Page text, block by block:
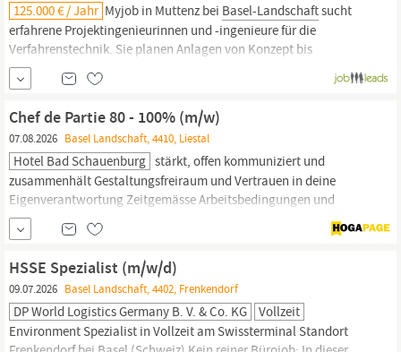
125.000 € / Jahr Myjob in Muttenz bei Basel-Landschaftsucht
erfahrene Projektingenieurinnen und -ingenieure für die
Verfahrenstechnik. Sie planen Anlagen von Konzept bis
Inbetriebnahme und führen Kleinprojekte eigenständig durch,
koordinieren Fachplaner und erstellen Prozessberechnungen. Zu
den Aufgaben gehört die Auslegung von Equipment, Erstellung
von
Chef de Partie 80 - 100% (m/w)
07.08.2026 Basel Landschaft, 4410, Liestal
Hotel Bad Schauenburg stärkt, offen kommuniziert und
zusammenhält Gestaltungsfreiraum und Vertrauen in deine
Eigenverantwortung Zeitgemässe Arbeitsbedingungen und
Wertschätzung für dein Engagement Attraktive Vergünstigungen
über unsere Benefits Plattform Hotel Bad Schauenburg (
Basel
Umland) Gourmetrestaurant 16PGM 2018 aufwändig renoviert,
erstrahlt das historische
HSSE Spezialist (m/w/d)
09.07.2026 Basel Landschaft, 4402, Frenkendorf
DP World Logistics Germany B. V. & Co. KG
Vollzeit
Environment Spezialist in Vollzeit am Swissterminal Standort